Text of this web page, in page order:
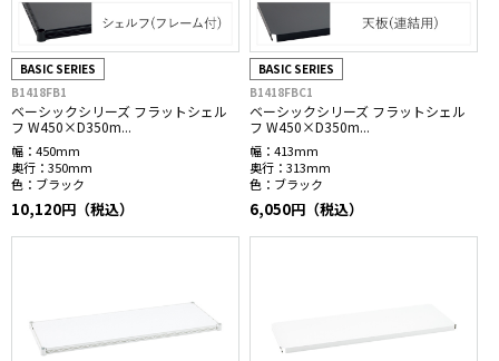
BASIC SERIES
B1418FB1
ベーシックシリーズ フラットシェル
フ W450×D350m...
幅： 450mm
奥行： 350mm
色： ブラック
10,120円（税込）
BASIC SERIES
B1418FBC1
ベーシックシリーズ フラットシェル
フ W450×D350m...
幅： 413mm
奥行： 313mm
色： ブラック
6,050円（税込）